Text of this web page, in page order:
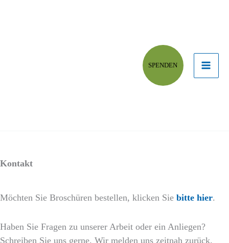
SPENDEN
Kontakt
Möchten Sie Broschüren bestellen, klicken Sie bitte hier.
Haben Sie Fragen zu unserer Arbeit oder ein Anliegen?
Schreiben Sie uns gerne. Wir melden uns zeitnah zurück.